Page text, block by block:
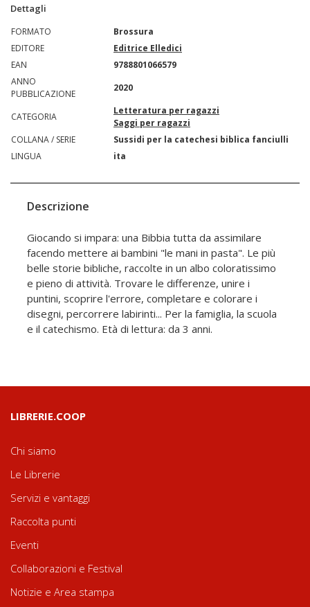
Dettagli
FORMATO
Brossura
EDITORE
Editrice Elledici
EAN
9788801066579
ANNO
PUBBLICAZIONE
2020
CATEGORIA
Letteratura per ragazzi
Saggi per ragazzi
COLLANA / SERIE
Sussidi per la catechesi biblica fanciulli
LINGUA
ita
Descrizione
Giocando si impara: una Bibbia tutta da assimilare
facendo mettere ai bambini "le mani in pasta". Le più
belle storie bibliche, raccolte in un albo coloratissimo
e pieno di attività. Trovare le differenze, unire i
puntini, scoprire l'errore, completare e colorare i
disegni, percorrere labirinti... Per la famiglia, la scuola
e il catechismo. Età di lettura: da 3 anni.
LIBRERIE.COOP
Chi siamo
Le Librerie
Servizi e vantaggi
Raccolta punti
Eventi
Collaborazioni e Festival
Notizie e Area stampa